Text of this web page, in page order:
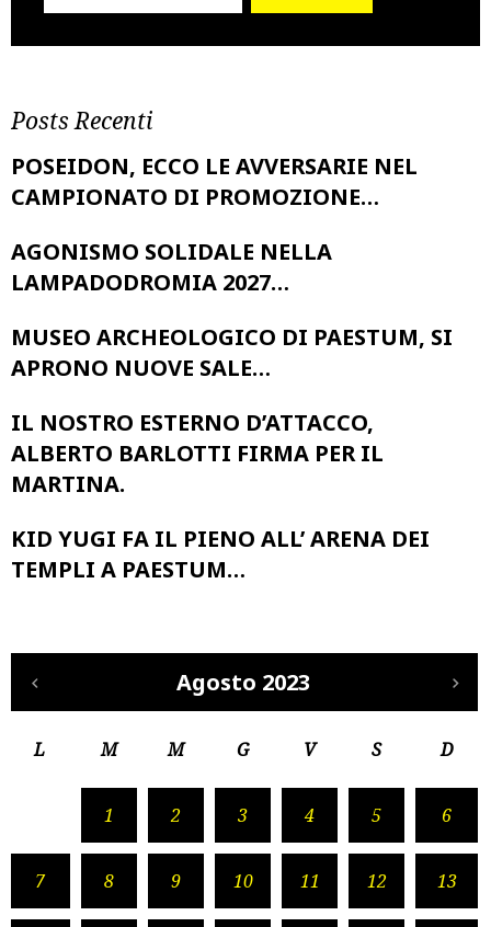
Posts Recenti
POSEIDON, ECCO LE AVVERSARIE NEL
CAMPIONATO DI PROMOZIONE…
AGONISMO SOLIDALE NELLA
LAMPADODROMIA 2027…
MUSEO ARCHEOLOGICO DI PAESTUM, SI
APRONO NUOVE SALE…
IL NOSTRO ESTERNO D’ATTACCO,
ALBERTO BARLOTTI FIRMA PER IL
MARTINA.
KID YUGI FA IL PIENO ALL’ ARENA DEI
TEMPLI A PAESTUM…
Agosto 2023
L M M G V S D
1 2 3 4 5 6
7 8 9 10 11 12 13